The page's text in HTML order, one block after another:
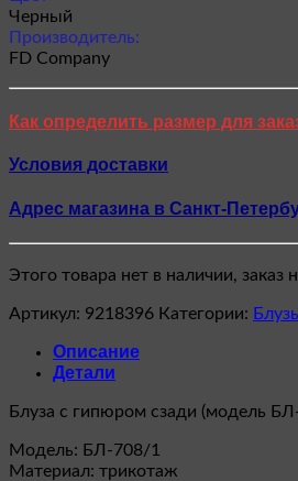
Черный
Производитель:
FD Company
Как определить размер для
Условия доставки
Адрес магазина в Санкт-
Этого товара нет в наличии, заказ
Артикул: 9218396 Категории:
Описание
Детали
Блуза с гипюром сзади (модель
Модель: БЛ-708/1
Материал: трикотаж